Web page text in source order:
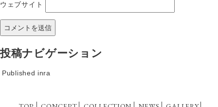
ウェブサイト
投稿ナビゲーション
Published inra